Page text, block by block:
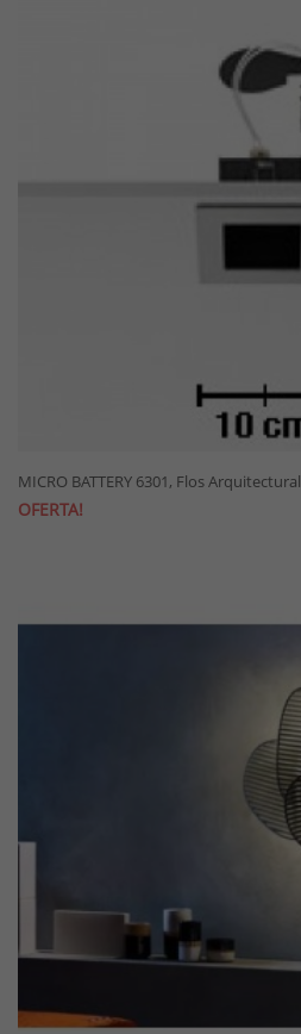
MICRO BATTERY 6301, Flos Arquitectural
OFERTA!